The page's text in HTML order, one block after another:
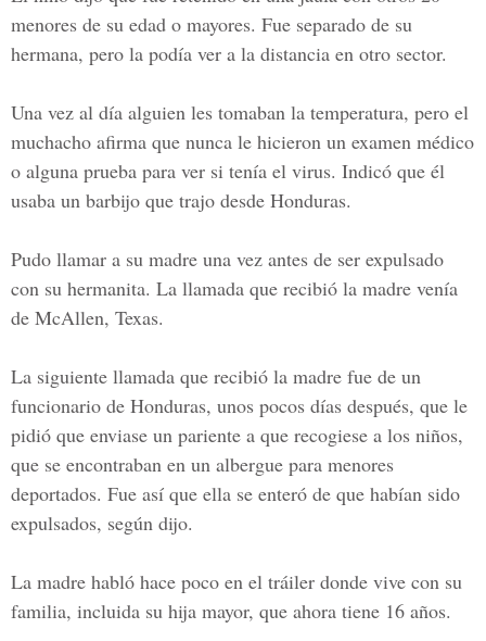
menores de su edad o mayores. Fue separado de su
hermana, pero la podía ver a la distancia en otro sector.
Una vez al día alguien les tomaban la temperatura, pero el
muchacho afirma que nunca le hicieron un examen médico
o alguna prueba para ver si tenía el virus. Indicó que él
usaba un barbijo que trajo desde Honduras.
Pudo llamar a su madre una vez antes de ser expulsado
con su hermanita. La llamada que recibió la madre venía
de McAllen, Texas.
La siguiente llamada que recibió la madre fue de un
funcionario de Honduras, unos pocos días después, que le
pidió que enviase un pariente a que recogiese a los niños,
que se encontraban en un albergue para menores
deportados. Fue así que ella se enteró de que habían sido
expulsados, según dijo.
La madre habló hace poco en el tráiler donde vive con su
familia, incluida su hija mayor, que ahora tiene 16 años.